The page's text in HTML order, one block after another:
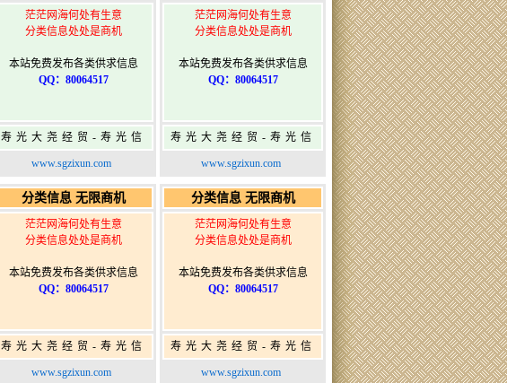
茫茫网海何处有生意
分类信息处处是商机
本站免费发布各类供求信息
QQ：80064517
寿光大尧经贸-寿光信
息网-免费信息发布网-
www.sgzixun.com
茫茫网海何处有生意
分类信息处处是商机
本站免费发布各类供求信息
QQ：80064517
寿光大尧经贸-寿光信
息网-免费信息发布网-
www.sgzixun.com
分类信息 无限商机
茫茫网海何处有生意
分类信息处处是商机
本站免费发布各类供求信息
QQ：80064517
寿光大尧经贸-寿光信
息网-免费信息发布网-
www.sgzixun.com
分类信息 无限商机
茫茫网海何处有生意
分类信息处处是商机
本站免费发布各类供求信息
QQ：80064517
寿光大尧经贸-寿光信
息网-免费信息发布网-
www.sgzixun.com